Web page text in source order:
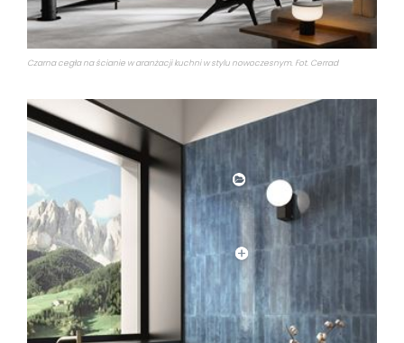
Czarna cegła na ścianie w aranżacji kuchni w stylu nowoczesnym. Fot. Cerrad